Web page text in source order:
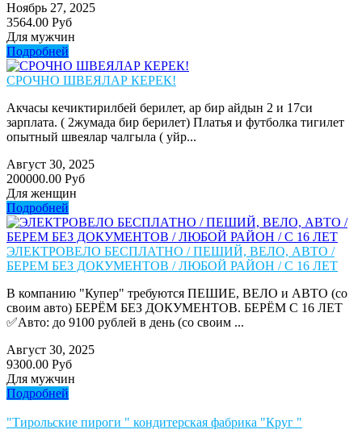
Ноябрь 27, 2025
3564.00 Руб
Для мужчин
Подробней
СРОЧНО ШВЕЯЛАР КЕРЕК!
Акчасы кечиктирилбей берилет, ар бир айдын 2 и 17си
зарплата. ( 2жумада бир берилет) Платья и футболка тигилет
опытный швеялар чалгыла ( уйр...
Август 30, 2025
200000.00 Руб
Для женщин
Подробней
ЭЛЕКТРОВЕЛО БЕСПЛАТНО / ПЕШИЙ, ВЕЛО, АВТО /
БЕРЕМ БЕЗ ДОКУМЕНТОВ / ЛЮБОЙ РАЙОН / С 16 ЛЕТ
В компанию "Купер" требуются ПЕШИЕ, ВЕЛО и АВТО (со
своим авто) БЕРЁМ БЕЗ ДОКУМЕНТОВ. БЕРЁМ С 16 ЛЕТ
✅Авто: до 9100 рублей в день (со своим ...
Август 30, 2025
9300.00 Руб
Для мужчин
Подробней
"Тирольские пироги " кондитерская фабрика "Круг "